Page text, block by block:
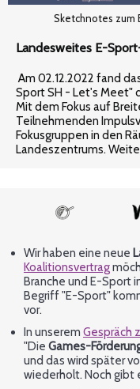
Sketchnotes zum
Landesweites E-
Am 02.12.2022 fand
Sport SH - Let's Meet"
Mit dem Fokus auf
Teilnehmenden
Fokusgruppen in den
Landeszentrums.
Wir haben eine neue
Koalitionsvertrag
Branche und E-Sport
Begriff "E-Sport"
vor.
In unserem Gespräch
"Die Games-
und das wird später
wiederholt. Noch gibt